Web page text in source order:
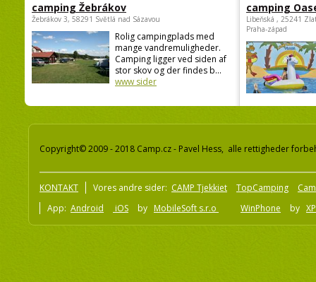
camping Žebrákov
Žebrákov 3, 58291 Světlá nad Sázavou
Rolig campingplads med
mange vandremuligheder.
Camping ligger ved siden af
stor skov og der findes b...
www sider
camping
Libeňská , 25241
Praha-západ
Copyright© 2009 - 2018 Camp.cz - Pavel Hess, alle rettigheder
KONTAKT Vores andre sider: CAMP Tjekkiet TopCamping
App: Android iOS by MobileSoft s.r.o WinPhone by